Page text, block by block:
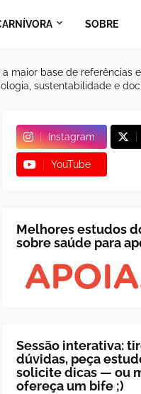
SOBRE
maior base de referências
sustentabilidade e
Instagram
YouTube
Melhores estudos
sobre saúde para
Sessão interativa:
dúvidas, peça
solicite dicas — ou
ofereça um bife ;)